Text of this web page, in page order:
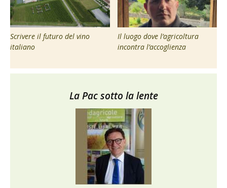
Scrivere il futuro del vino
italiano
Il luogo dove l’agricoltura
incontra l’accoglienza
La Pac sotto la lente